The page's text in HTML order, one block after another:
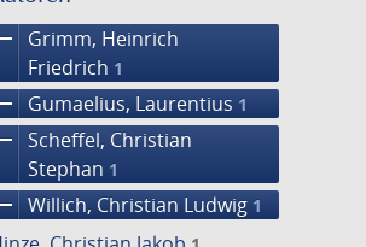
Grimm, Heinrich
Friedrich 1
Gumaelius, Laurentius 1
Scheffel, Christian
Stephan 1
Willich, Christian Ludwig 1